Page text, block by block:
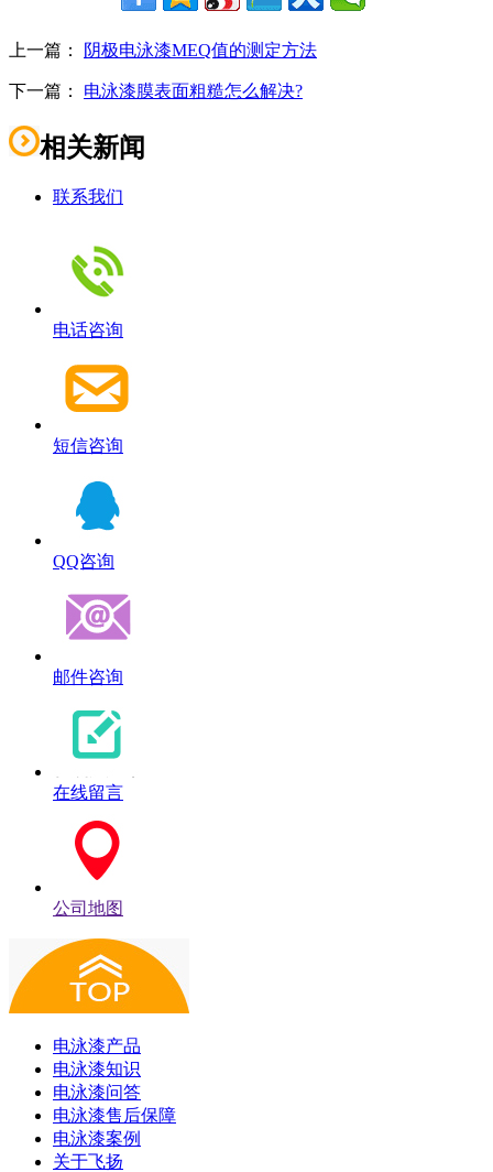
上一篇： 阴极电泳漆MEQ值的测定方法
下一篇： 电泳漆膜表面粗糙怎么解决?
相关新闻
联系我们
电话咨询
短信咨询
QQ咨询
邮件咨询
在线留言
公司地图
电泳漆产品
电泳漆知识
电泳漆问答
电泳漆售后保障
电泳漆案例
关于飞扬